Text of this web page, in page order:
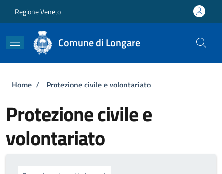
Regione Veneto
Comune di Longare
Briciole di pane
Home / Protezione civile e volontariato
Protezione civile e
volontariato